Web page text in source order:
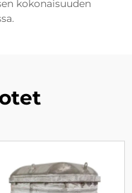
kokonaisuuden